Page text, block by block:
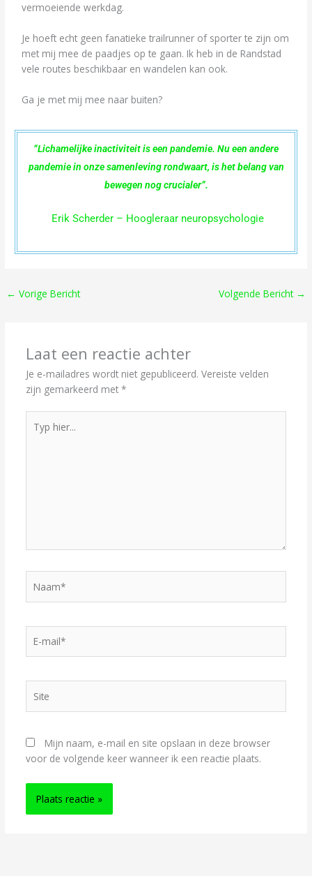
vermoeiende werkdag.
Je hoeft echt geen fanatieke trailrunner of sporter te zijn om
met mij mee de paadjes op te gaan. Ik heb in de Randstad
vele routes beschikbaar en wandelen kan ook.
Ga je met mij mee naar buiten?
“Lichamelijke inactiviteit is een pandemie. Nu een andere
pandemie in onze samenleving rondwaart, is het belang van
bewegen nog crucialer”.
Erik Scherder – Hoogleraar neuropsychologie
← Vorige Bericht Volgende Bericht →
Laat een reactie achter
Je e-mailadres wordt niet gepubliceerd. Vereiste velden
zijn gemarkeerd met *
hier...
mail*
Mijn naam, e-mail en site opslaan in deze browser
voor de volgende keer wanneer ik een reactie plaats.